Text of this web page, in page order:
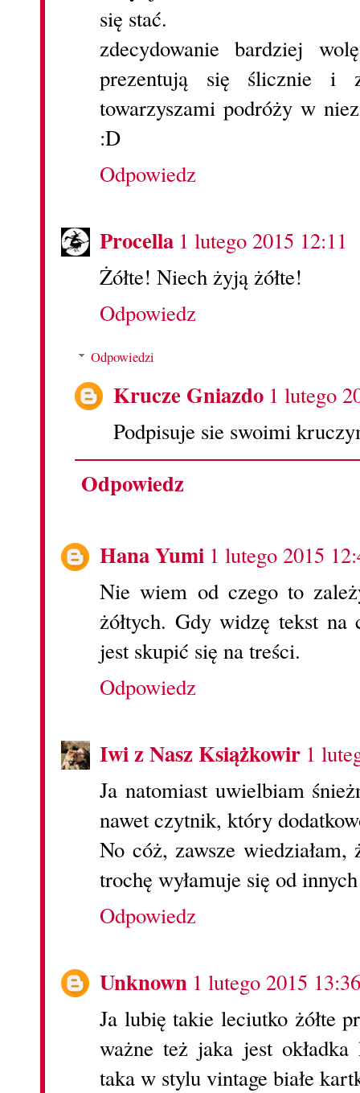
się stać.
zdecydowanie bardziej
prezentują się ślicznie i
towarzyszami podróży w
:D
Odpowiedz
Procella 1 lutego 2015 12:11
Żółte! Niech żyją żółte!
Odpowiedz
Odpowiedzi
Krucze Gniazdo 1 lutego
Podpisuje sie swoimi
Odpowiedz
Hana Yumi 1 lutego 2015
Nie wiem od czego to
żółtych. Gdy widzę tekst na
jest skupić się na treści.
Odpowiedz
Iwi z Nasz Książkowir 1
Ja natomiast uwielbiam
nawet czytnik, który
No cóż, zawsze
trochę wyłamuje się od
Odpowiedz
Unknown 1 lutego 2015 13:36
Ja lubię takie leciutko żółte
ważne też jaka jest
taka w stylu vintage białe